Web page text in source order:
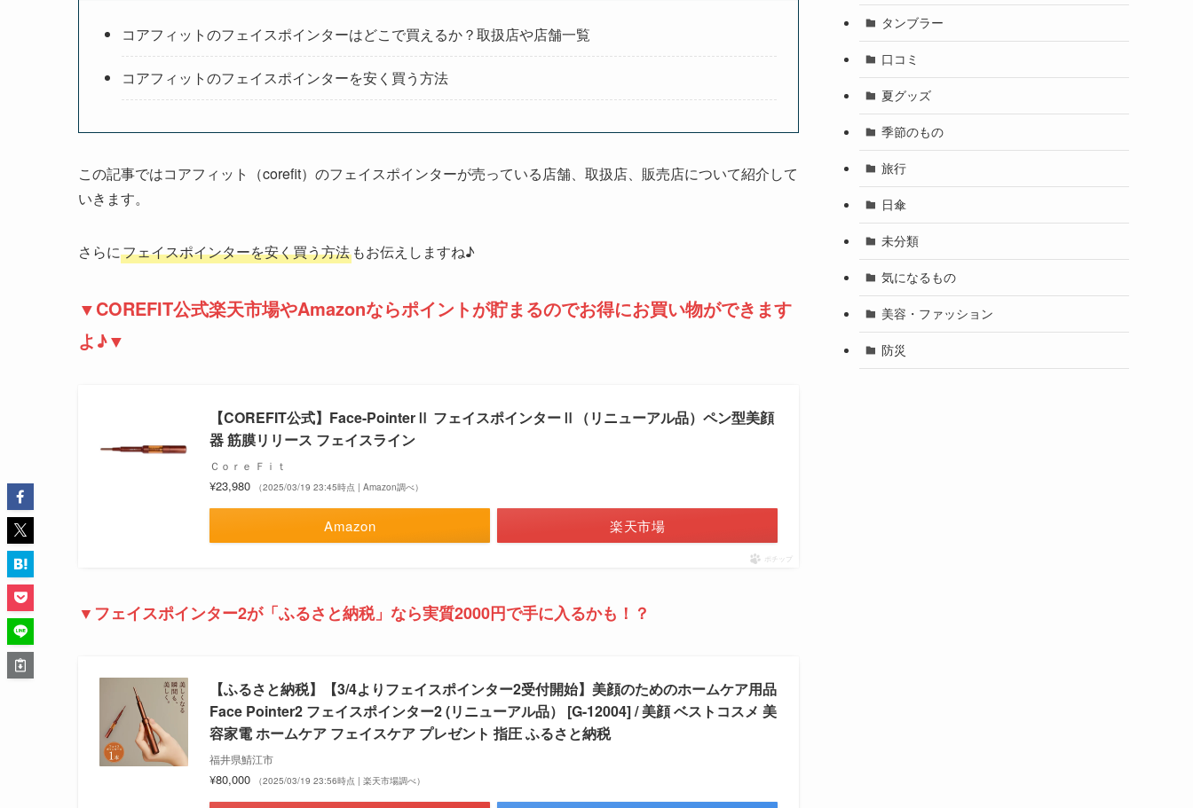
コアフィットのフェイスポインターはどこで買えるか？取扱店や店舗一覧
コアフィットのフェイスポインターを安く買う方法
この記事ではコアフィット（corefit）のフェイスポインターが売っている店舗、取扱店、販売店について紹介して
いきます。
さらにフェイスポインターを安く買う方法 もお伝えしますね♪
▼COREFIT公式楽天市場やAmazonならポイントが貯まるのでお得にお買い物ができます
よ♪▼
【COREFIT公式】Face-PointerⅡ フェイスポインターⅡ（リニューアル品）ペン型美顔
器 筋膜リリース フェイスライン
Ｃｏｒｅ Ｆｉｔ
¥23,980 （2025/03/19 23:45時点 | Amazon調べ）
Amazon 楽天市場
ポチップ
▼フェイスポインター2が「ふるさと納税」なら実質2000円で手に入るかも！？
【ふるさと納税】【3/4よりフェイスポインター2受付開始】美顔のためのホームケア用品
Face Pointer2 フェイスポインター2 (リニューアル品） [G-12004] / 美顔 ベストコスメ 美
容家電 ホームケア フェイスケア プレゼント 指圧 ふるさと納税
福井県鯖江市
¥80,000 （2025/03/19 23:56時点 | 楽天市場調べ）
タンブラー
口コミ
夏グッズ
季節のもの
旅行
日傘
未分類
気になるもの
美容・ファッション
防災